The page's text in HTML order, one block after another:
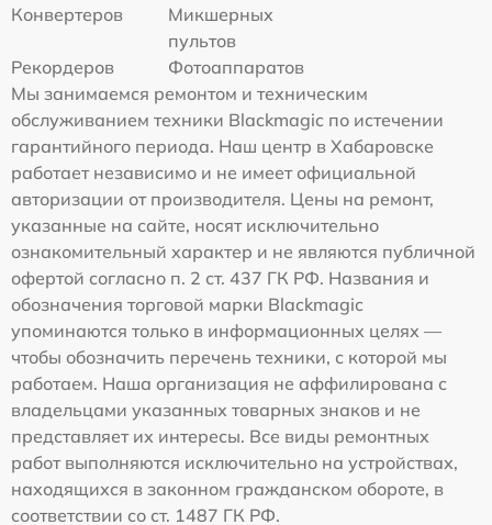
Конвертеров
Микшерных
пультов
Рекордеров
Фотоаппаратов
Мы занимаемся ремонтом и техническим
обслуживанием техники Blackmagic по истечении
гарантийного периода. Наш центр в Хабаровске
работает независимо и не имеет официальной
авторизации от производителя. Цены на ремонт,
указанные на сайте, носят исключительно
ознакомительный характер и не являются публичной
офертой согласно п. 2 ст. 437 ГК РФ. Названия и
обозначения торговой марки Blackmagic
упоминаются только в информационных целях —
чтобы обозначить перечень техники, с которой мы
работаем. Наша организация не аффилирована с
владельцами указанных товарных знаков и не
представляет их интересы. Все виды ремонтных
работ выполняются исключительно на устройствах,
находящихся в законном гражданском обороте, в
соответствии со ст. 1487 ГК РФ.